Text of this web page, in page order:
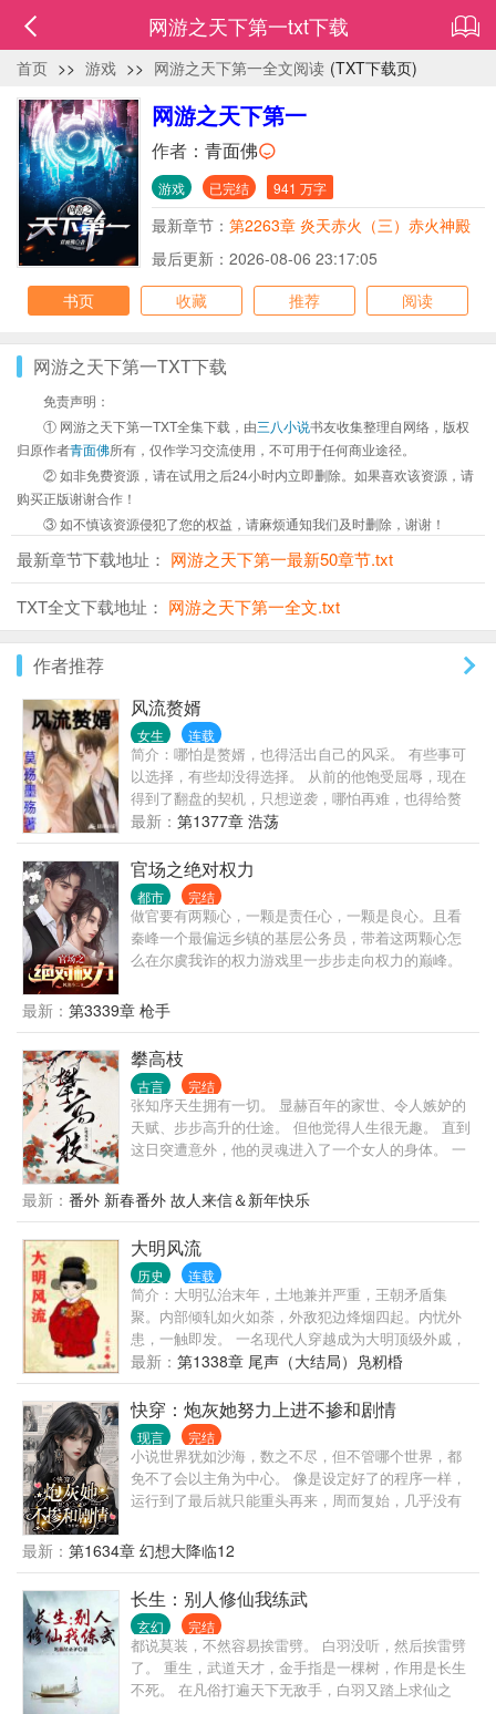
网游之天下第一txt下载
首页 >> 游戏 >> 网游之天下第一全文阅读 (TXT下载页)
网游之天下第一
作者： 青面佛
游戏 已完结 941 万字
最新章节： 第2263章 炎天赤火（三）赤火神殿
最后更新：2026-08-06 23:17:05
书页
收藏 推荐 阅读
网游之天下第一TXT下载
免责声明：
① 网游之天下第一TXT全集下载，由三八小说书友收集整理自网络，版权
归原作者青面佛所有，仅作学习交流使用，不可用于任何商业途径。
② 如非免费资源，请在试用之后24小时内立即删除。如果喜欢该资源，请
购买正版谢谢合作！
③ 如不慎该资源侵犯了您的权益，请麻烦通知我们及时删除，谢谢！
最新章节下载地址： 网游之天下第一最新50章节.txt
TXT全文下载地址： 网游之天下第一全文.txt
作者推荐
风流赘婿
女生 连载
简介：哪怕是赘婿，也得活出自己的风采。 有些事可
以选择，有些却没得选择。 从前的他饱受屈辱，现在
得到了翻盘的契机，只想逆袭，哪怕再难，也得给赘
婿正名，来人间一趟，不能留有遗憾。 美人，江山，
我都要。
最新： 第1377章 浩荡
官场之绝对权力
都市 完结
做官要有两颗心，一颗是责任心，一颗是良心。且看
秦峰一个最偏远乡镇的基层公务员，带着这两颗心怎
么在尔虞我诈的权力游戏里一步步走向权力的巅峰。
最新： 第3339章 枪手
攀高枝
古言 完结
张知序天生拥有一切。 显赫百年的家世、令人嫉妒的
天赋、步步高升的仕途。 但他觉得人生很无趣。 直到
这日突遭意外，他的灵魂进入了一个女人的身体。 一
香从乡下千里迢迢赶来上京，就是想凭着姿色嫁贵
门。 她贪慕富贵、她阿谀奉承、她拜高踩低、她唯利
是图。 结果用尽一切手段，却还是没能得到心上人的
青睐。 心灰意冷的陈宝香正打算回乡下去，谁料脑海
里突然出现了一个男人的声音： “照我说的去做，保你
飞上枝头。” · 世家富贵男主魂移贪财女主身体里、与
她共用躯体，替她开挂攀高枝的故事。
最新： 番外 新春番外 故人来信＆新年快乐
大明风流
历史 连载
简介：大明弘治末年，土地兼并严重，王朝矛盾集
聚。内部倾轧如火如荼，外敌犯边烽烟四起。内忧外
患，一触即发。 一名现代人穿越成为大明顶级外戚，
本以为能安安稳稳的享受荣华富贵的生活，谁知等待
他的命运将是被未来的嘉靖皇帝‘斩于西市’。 不甘引颈
受戮的命运，奋起抗争才是正途。且看他如何辗转腾
挪扭转乾坤。成就一番辉煌大业，留下一段大明风
流。
最新： 第1338章 尾声（大结局）凫籾棔
快穿：炮灰她努力上进不掺和剧情
现言 完结
小说世界犹如沙海，数之不尽，但不管哪个世界，都
免不了会以主角为中心。 像是设定好了的程序一样，
运行到了最后就只能重头再来，周而复始，几乎没有
可能的世界。 维发局，全名维持世界稳定发展任务
局，就是因此而诞生，其中的任务者们穿梭于不同的
世界，为其打破命运的束缚。 叶苏宜，就是一个从小
说世界而来，在未曾得知走在世界剧情之时，就自主
觉醒打破了命运的任务者。
最新： 第1634章 幻想大降临12
长生：别人修仙我练武
玄幻 完结
都说莫装，不然容易挨雷劈。 白羽没听，然后挨雷劈
了。 重生，武道天才，金手指是一棵树，作用是长生
不死。 在凡俗打遍天下无敌手，白羽又踏上求仙之